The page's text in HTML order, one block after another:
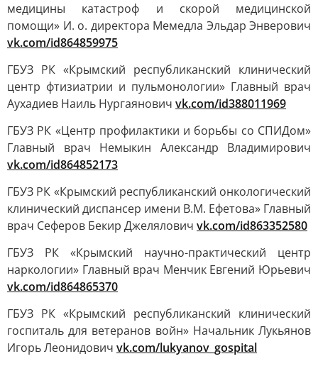
медицины катастроф и скорой медицинской
помощи» И. о. директора Мемедла Эльдар Энверович
vk.com/id864859975
ГБУЗ РК «Крымский республиканский клинический
центр фтизиатрии и пульмонологии» Главный врач
Аухадиев Наиль Нургаянович vk.com/id388011969
ГБУЗ РК «Центр профилактики и борьбы со СПИДом»
Главный врач Немыкин Александр Владимирович
vk.com/id864852173
ГБУЗ РК «Крымский республиканский онкологический
клинический диспансер имени В.М. Ефетова» Главный
врач Сеферов Бекир Джелялович vk.com/id863352580
ГБУЗ РК «Крымский научно-практический центр
наркологии» Главный врач Менчик Евгений Юрьевич
vk.com/id864865370
ГБУЗ РК «Крымский республиканский клинический
госпиталь для ветеранов войн» Начальник Лукьянов
Игорь Леонидович vk.com/lukyanov_gospital